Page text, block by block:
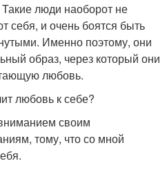
люди наоборот не
себя, и очень боятся быть
Именно поэтому, они
образ, через который они
любовь.
любовь к себе?
своим
тому, что со мной